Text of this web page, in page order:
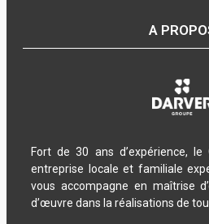
A
Fort de 30 ans d’expérience,
entreprise locale et familiale
vous accompagne en maîtrise
d’œuvre dans la réalisations de